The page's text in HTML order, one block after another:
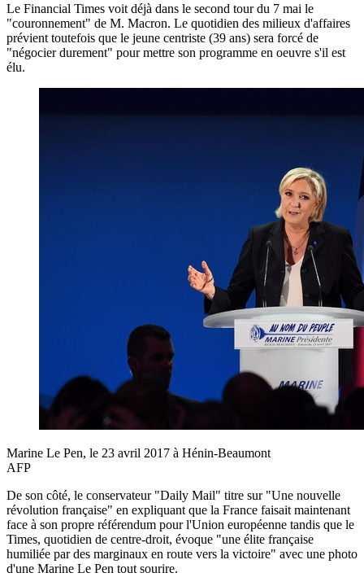
Le Financial Times voit déjà dans le second tour du 7 mai le
"couronnement" de M. Macron. Le quotidien des milieux d'affaires
prévient toutefois que le jeune centriste (39 ans) sera forcé de
"négocier durement" pour mettre son programme en oeuvre s'il est
élu.
Marine Le Pen, le 23 avril 2017 à Hénin-Beaumont
AFP
De son côté, le conservateur "Daily Mail" titre sur "Une nouvelle
révolution française" en expliquant que la France faisait maintenant
face à son propre référendum pour l'Union européenne tandis que le
Times, quotidien de centre-droit, évoque "une élite française
humiliée par des marginaux en route vers la victoire" avec une photo
d'une Marine Le Pen tout sourire.